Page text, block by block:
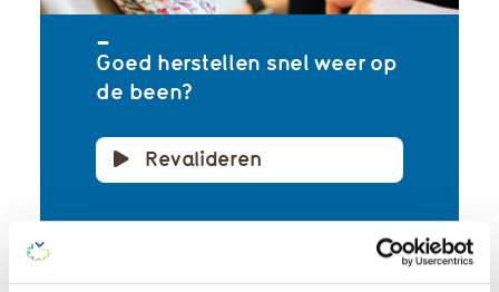
Goed herstellen snel weer op
de been?
Revalideren